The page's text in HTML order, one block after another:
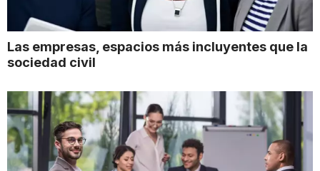
Las empresas, espacios más incluyentes que la
sociedad civil